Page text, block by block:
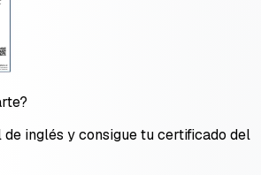
inglés y consigue tu certificado del